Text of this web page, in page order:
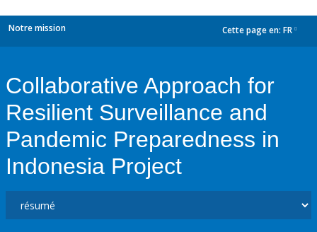
Notre mission Cette page en: FR
Collaborative Approach for
Resilient Surveillance and
Pandemic Preparedness in
Indonesia Project